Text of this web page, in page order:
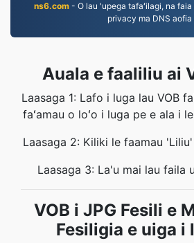
ns6.com- O lau 'upega tafaʻilagi, na
privacy ma DNS aofia
Auala e faaliliu ai
Laasaga 1: Lafo i luga lau VOB
faʻamau o loʻo i luga pe e ala i
Laasaga 2: Kiliki le faamau
Laasaga 3: La'u mai lau faila
VOB i JPG Fesili e
Fesiligia e uiga i